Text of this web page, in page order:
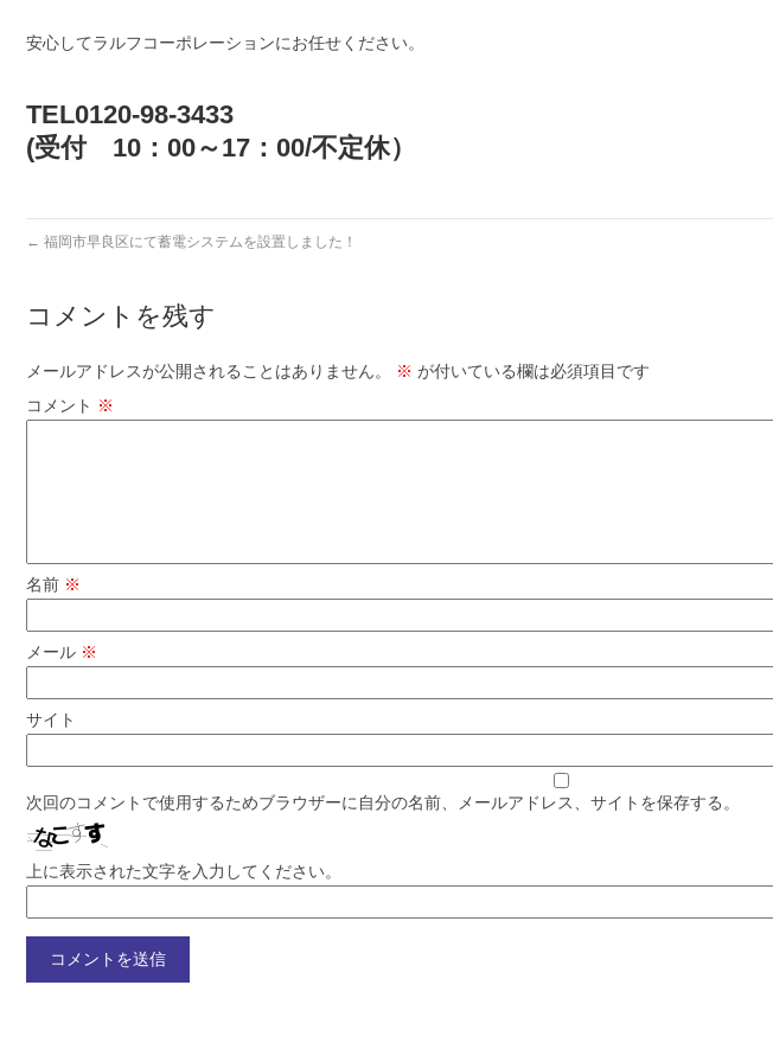
安心してラルフコーポレーションにお任せください。
TEL0120-98-3433
(受付 10：00～17：00/不定休）
← 福岡市早良区にて蓄電システムを設置しました！
コメントを残す
メールアドレスが公開されることはありません。 ※ が付いている欄は必須項目です
コメント ※
名前 ※
メール ※
サイト
次回のコメントで使用するためブラウザーに自分の名前、メールアドレス、サイトを保存する。
上に表示された文字を入力してください。